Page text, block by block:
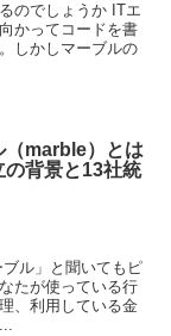
のでしょうか ITエ
かってコードを書
しかしマーブルの
（marble）とは
の背景と13社統
ル」と聞いてもピ
たが使っている行
、利用している金